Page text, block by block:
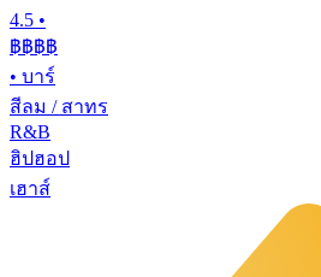
4.5 •
฿฿฿฿
• บาร์
สีลม / สาทร
R&B
ฮิปฮอป
เฮาส์